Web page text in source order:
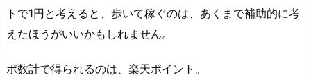
トで1円と考えると、歩いて稼ぐのは、あくまで補助的に考
えたほうがいいかもしれません。
ポ数計で得られるのは、楽天ポイント。